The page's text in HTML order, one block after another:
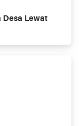
Desa Lewat